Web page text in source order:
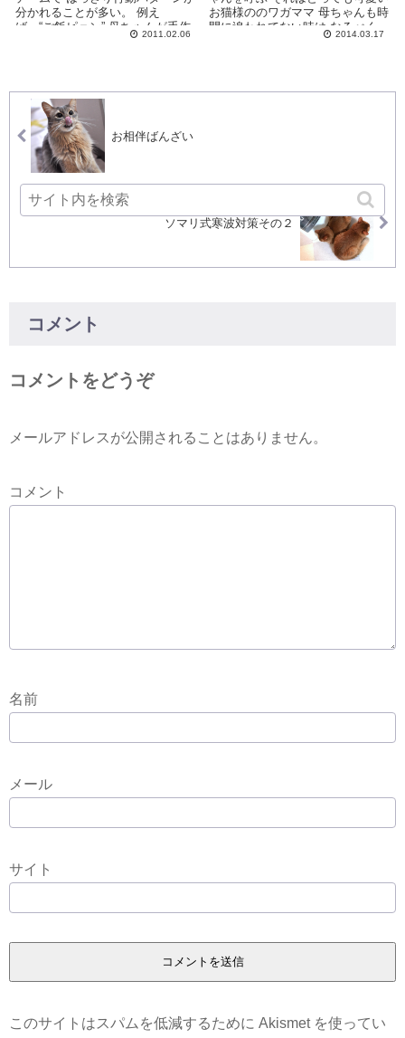
分かれることが多い。 例え
ば、“ご飯ピョン” 母ちゃんが手作
2011.02.06
お猫様ののワガママ 母ちゃんも時
間に追われてない時は なるべく
2014.03.17
お相伴ばんざい
ソマリ式寒波対策その２
コメント
コメントをどうぞ
メールアドレスが公開されることはありません。
コメント
名前
メール
サイト
このサイトはスパムを低減するために Akismet を使ってい